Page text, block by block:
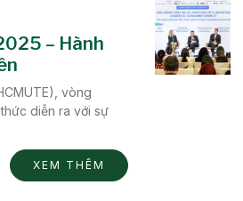
– Hành
vòng
diễn ra với sự
XEM THÊM